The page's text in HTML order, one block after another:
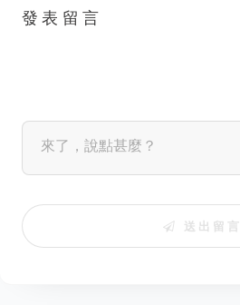
發表留言
送出留言